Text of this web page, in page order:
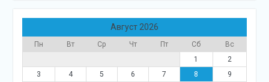
Август 2026
Пн Вт Ср Чт Пт Сб
Вс
1
2
3
4 5 6 7 8
9